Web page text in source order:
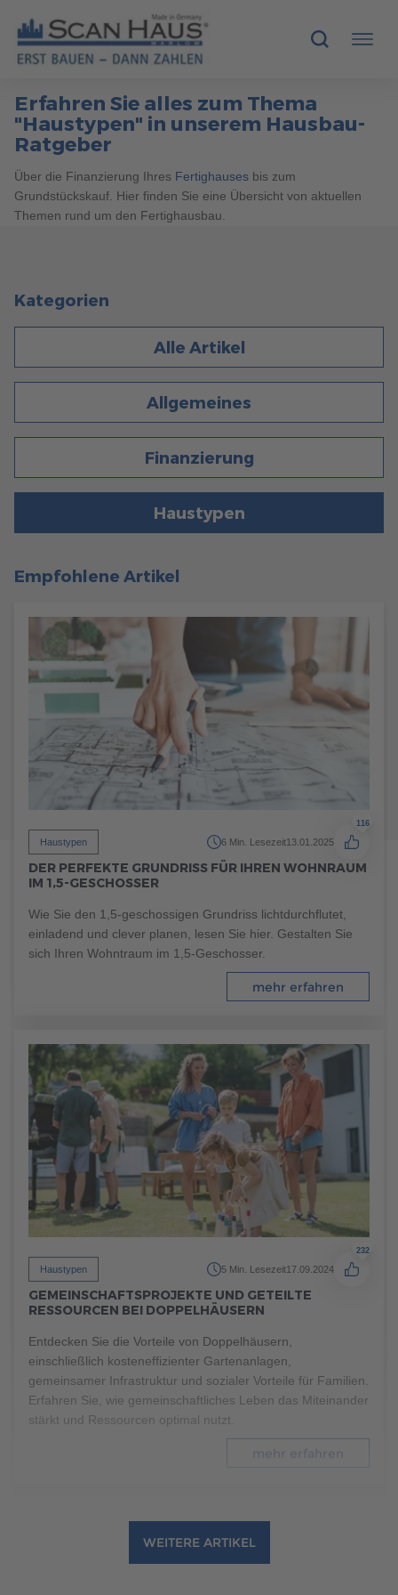
HÄUSER
ÜBER UNS
Brauchen Sie Hilfe?
038221 4000
MUSTERHAUS FINDEN
Erfahren Sie alles zum Thema
"Haustypen" in unserem Hausbau-
Ratgeber
Über die Finanzierung Ihres Fertighauses bis zum
Grundstückskauf. Hier finden Sie eine Übersicht von aktuellen
Themen rund um den Fertighausbau.
Kategorien
Alle Artikel
Allgemeines
Finanzierung
Haustypen
Empfohlene Artikel
Haustypen 6 Min. Lesezeit13.01.2025
116
DER PERFEKTE GRUNDRISS FÜR IHREN WOHNRAUM
IM 1,5-GESCHOSSER
Wie Sie den 1,5-geschossigen Grundriss lichtdurchflutet,
einladend und clever planen, lesen Sie hier. Gestalten Sie
sich Ihren Wohntraum im 1,5-Geschosser.
mehr erfahren
Haustypen 5 Min. Lesezeit17.09.2024
232
GEMEINSCHAFTSPROJEKTE UND GETEILTE
RESSOURCEN BEI DOPPELHÄUSERN
Entdecken Sie die Vorteile von Doppelhäusern,
einschließlich kosteneffizienter Gartenanlagen,
gemeinsamer Infrastruktur und sozialer Vorteile für Familien.
Erfahren Sie, wie gemeinschaftliches Leben das Miteinander
stärkt und Ressourcen optimal nutzt.
mehr erfahren
WEITERE ARTIKEL